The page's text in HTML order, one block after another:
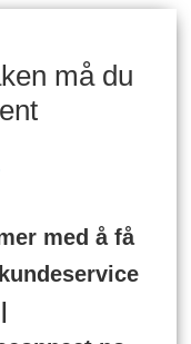
må du
med å få